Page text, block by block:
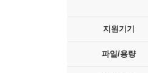
지원기기
파일/용량